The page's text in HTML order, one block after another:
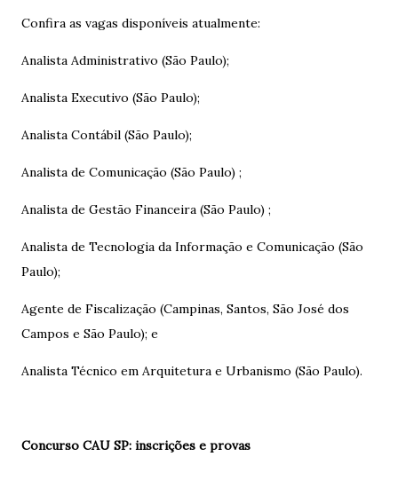
Confira as vagas disponíveis atualmente:
Analista Administrativo (São Paulo);
Analista Executivo (São Paulo);
Analista Contábil (São Paulo);
Analista de Comunicação (São Paulo) ;
Analista de Gestão Financeira (São Paulo) ;
Analista de Tecnologia da Informação e Comunicação (São
Paulo);
Agente de Fiscalização (Campinas, Santos, São José dos
Campos e São Paulo); e
Analista Técnico em Arquitetura e Urbanismo (São Paulo).
Concurso CAU SP: inscrições e provas